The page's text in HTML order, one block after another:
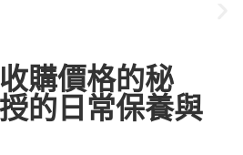
購價格的秘
的日常保養與